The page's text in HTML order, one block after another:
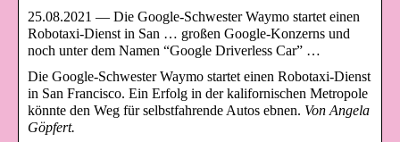
25.08.2021 — Die Google-Schwester Waymo startet einen
Robotaxi-Dienst in San … großen Google-Konzerns und
noch unter dem Namen “Google Driverless Car” …
Die Google-Schwester Waymo startet einen Robotaxi-Dienst
in San Francisco. Ein Erfolg in der kalifornischen Metropole
könnte den Weg für selbstfahrende Autos ebnen. Von Angela
Göpfert.